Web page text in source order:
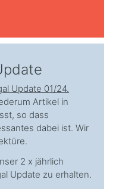
Update 01/24.
Artikel in
so dass
dabei ist. Wir
2 x jährlich
Update zu erhalten.